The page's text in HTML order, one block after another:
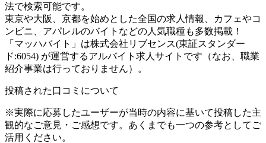
法で検索可能です。
東京や大阪、京都を始めとした全国の求人情報、カフェやコ
ンビニ、アパレルのバイトなどの人気職種も多数掲載！
「マッハバイト」は株式会社リブセンス(東証スタンダー
ド:6054) が運営するアルバイト求人サイトです（なお、職業
紹介事業は行っておりません）。
投稿された口コミについて
※実際に応募したユーザーが当時の内容に基いて投稿した主
観的なご意見・ご感想です。あくまでも一つの参考としてご
活用ください。